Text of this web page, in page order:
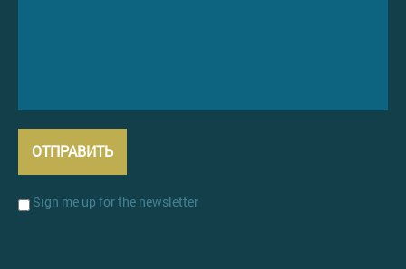
Sign me up for the newsletter